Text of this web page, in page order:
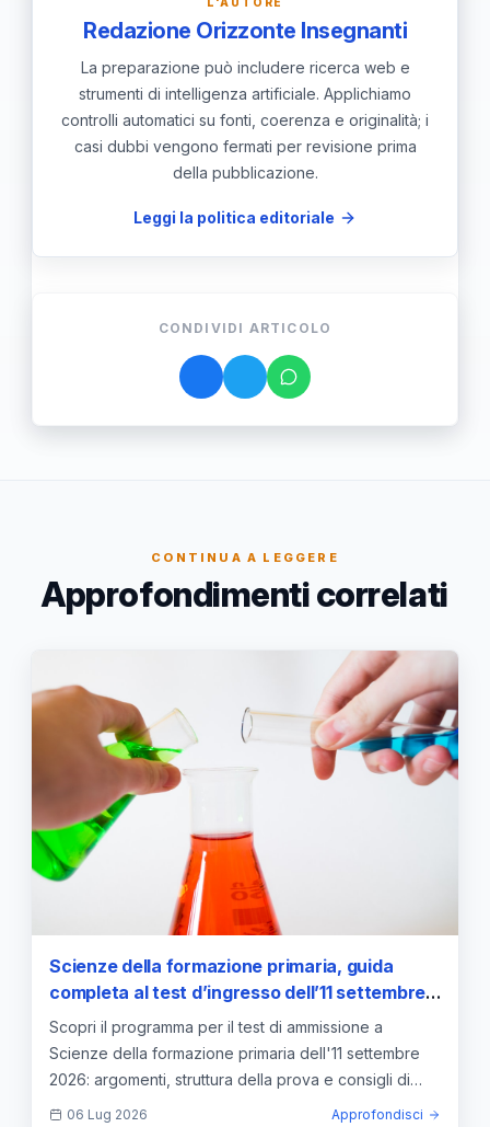
graduatorie. È necessario monitorare
i bandi specifici di ogni singola
università per le scadenze e i requisiti
locali.
Redazione Orizzonte Insegnanti
La preparazione può includere ricerca web e
strumenti di intelligenza artificiale. Applichiamo
controlli automatici su fonti, coerenza e originalità; i
casi dubbi vengono fermati per revisione prima
della pubblicazione.
Leggi la politica editoriale
CONDIVIDI ARTICOLO
CONTINUA A LEGGERE
Approfondimenti correlati
Scienze della formazione primaria, guida
completa al test d’ingresso dell’11 settembre:
programmi e strategie
Scopri il programma per il test di ammissione a
Scienze della formazione primaria dell'11 settembre
2026: argomenti, struttura della prova e consigli di
studio.06 Lug 2026 Approfondisci